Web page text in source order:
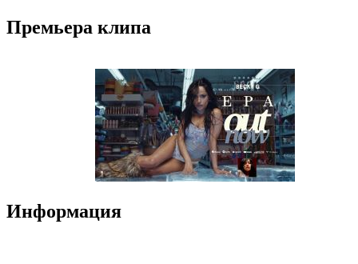
Премьера клипа
Информация